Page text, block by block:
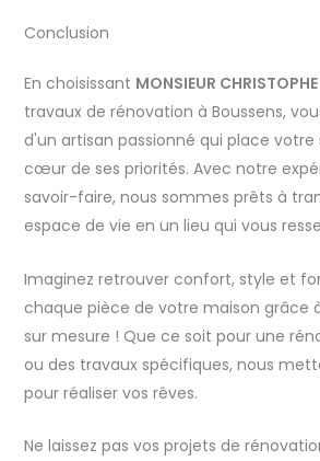
Conclusion
En choisissant MONSIEUR
travaux de rénovation à Boussens,
d'un artisan passionné qui place
cœur de ses priorités. Avec notre
savoir-faire, nous sommes prêts à
espace de vie en un lieu qui vous
Imaginez retrouver confort, style et
chaque pièce de votre maison grâce
sur mesure ! Que ce soit pour une
ou des travaux spécifiques, nous
pour réaliser vos rêves.
Ne laissez pas vos projets de